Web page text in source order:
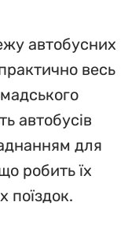
автобусних
весь
автобусів
для
робить їх
поїздок.